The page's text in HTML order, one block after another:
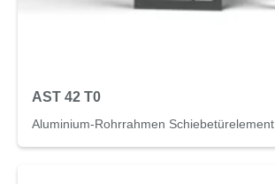
AST 42 T0
Aluminium-Rohrrahmen Schiebetürelement